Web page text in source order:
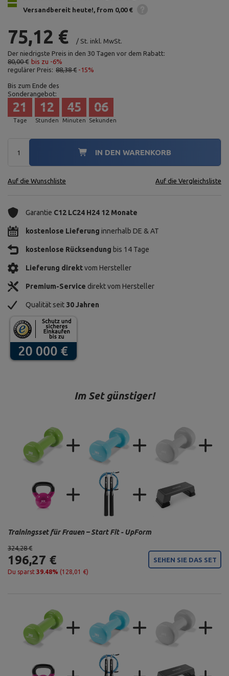
Versandbereit heute! from 0,00 €
75,12 € / St. inkl. MwSt.
Der niedrigste Preis in den 30 Tagen vor dem Rabatt:
80,00 € bis zu -6%
regulärer Preis: 88,38 € -15%
Bis zum Ende des
Sonderangebot:
Tage
21
Stunden
12
Minuten
45
Sekunden
05
IN DEN WARENKORB
Auf die Wunschliste Auf die Vergleichsliste
Garantie C12 LC24 H24 12 Monate
kostenlose Lieferung innerhalb DE & AT
kostenlose Rücksendung bis 14 Tage
Lieferung direktvom Hersteller
Premium-Service direkt vom Hersteller
Qualität seit 30 Jahren
Im Set günstiger!
324,28 €
196,27 €
Du sparst 39.48% (128,01 €)
SEHEN SIE DAS SET
Trainingsset für Frauen – Start Fit - UpForm